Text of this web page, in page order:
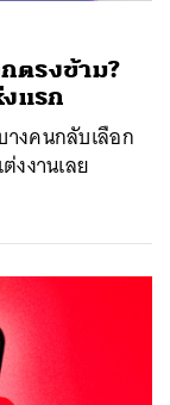
ตรงข้าม?
แรก
งคนกลับเลือก
งงานเลย